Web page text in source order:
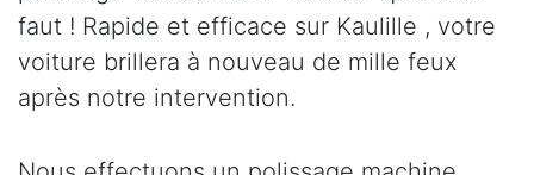
faut ! Rapide et efficace sur Kaulille , votre
voiture brillera à nouveau de mille feux
après notre intervention.